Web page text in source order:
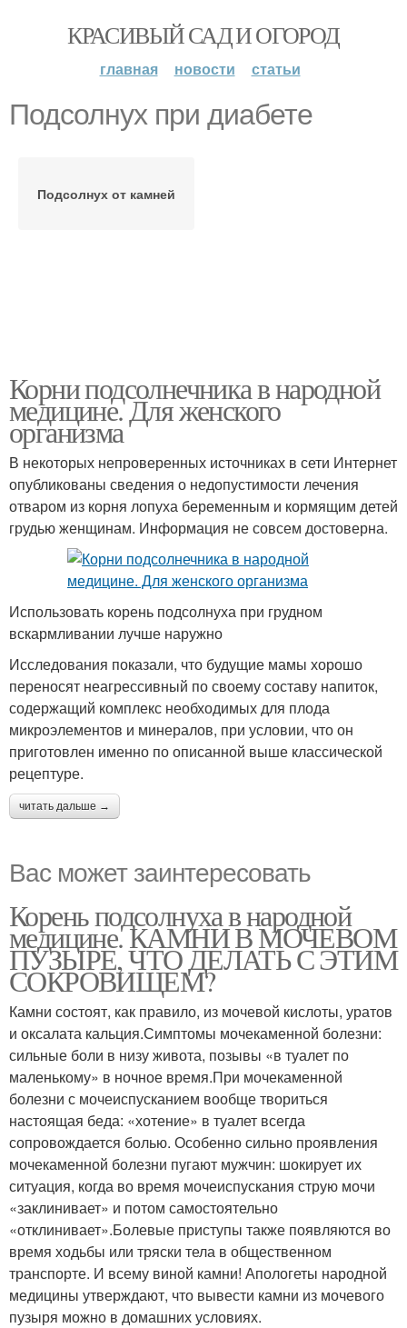
КРАСИВЫЙ САД И ОГОРОД
главная новости статьи
Подсолнух при диабете
Подсолнух от камней
Корни подсолнечника в народной
медицине. Для женского
организма
В некоторых непроверенных источниках в сети Интернет
опубликованы сведения о недопустимости лечения
отваром из корня лопуха беременным и кормящим детей
грудью женщинам. Информация не совсем достоверна.
Использовать корень подсолнуха при грудном
вскармливании лучше наружно
Исследования показали, что будущие мамы хорошо
переносят неагрессивный по своему составу напиток,
содержащий комплекс необходимых для плода
микроэлементов и минералов, при условии, что он
приготовлен именно по описанной выше классической
рецептуре.
читать дальше →
Вас может заинтересовать
Корень подсолнуха в народной
медицине. КАМНИ В МОЧЕВОМ
ПУЗЫРЕ, ЧТО ДЕЛАТЬ С ЭТИМ
СОКРОВИЩЕМ?
Камни состоят, как правило, из мочевой кислоты, уратов
и оксалата кальция.Симптомы мочекаменной болезни:
сильные боли в низу живота, позывы «в туалет по
маленькому» в ночное время.При мочекаменной
болезни с мочеиспусканием вообще твориться
настоящая беда: «хотение» в туалет всегда
сопровождается болью. Особенно сильно проявления
мочекаменной болезни пугают мужчин: шокирует их
ситуация, когда во время мочеиспускания струю мочи
«заклинивает» и потом самостоятельно
«отклинивает».Болевые приступы также появляются во
время ходьбы или тряски тела в общественном
транспорте. И всему виной камни! Апологеты народной
медицины утверждают, что вывести камни из мочевого
пузыря можно в домашних условиях.